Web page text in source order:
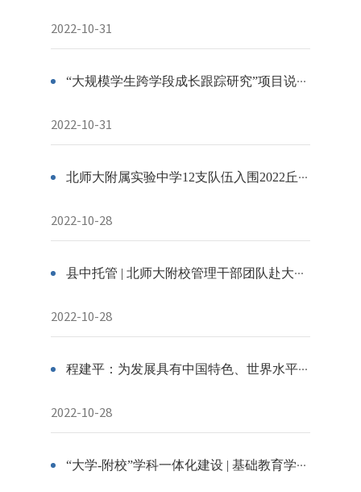
2022-10-31
“大规模学生跨学段成长跟踪研究”项目说明会顺利召开
2022-10-31
北师大附属实验中学12支队伍入围2022丘成桐中学科学奖半决赛
2022-10-28
县中托管 | 北师大附校管理干部团队赴大化高中调研 推进县中托管帮扶工作
2022-10-28
程建平：为发展具有中国特色、世界水平的现代教育作贡献
2022-10-28
“大学-附校”学科一体化建设 | 基础教育学科共同体活动周历(10.24-10.30)